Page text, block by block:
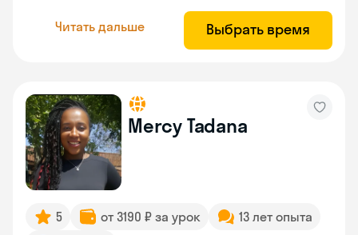
Читать дальше Выбрать время
Mercy Tadana
5 от 3190 ₽ за урок
13 лет опыта